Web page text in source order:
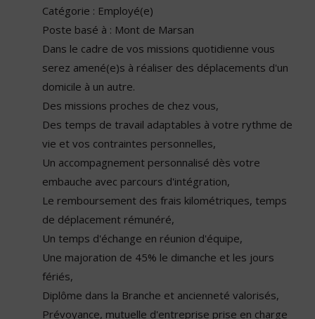
Catégorie : Employé(e)
Poste basé à : Mont de Marsan
Dans le cadre de vos missions quotidienne vous
serez amené(e)s à réaliser des déplacements d'un
domicile à un autre.
Des missions proches de chez vous,
Des temps de travail adaptables à votre rythme de
vie et vos contraintes personnelles,
Un accompagnement personnalisé dès votre
embauche avec parcours d'intégration,
Le remboursement des frais kilométriques, temps
de déplacement rémunéré,
Un temps d'échange en réunion d'équipe,
Une majoration de 45% le dimanche et les jours
fériés,
Diplôme dans la Branche et ancienneté valorisés,
Prévoyance, mutuelle d'entreprise prise en charge